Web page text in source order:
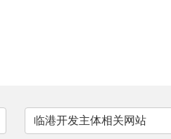
临港开发主体相关网站